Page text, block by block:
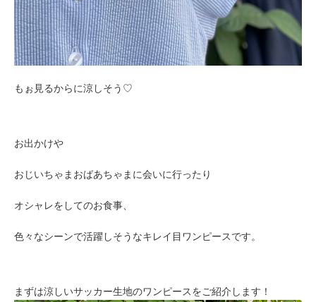
もぉ見るからに涼しそう♡
お出かけや
おじいちゃまおばあちゃまに会いに行ったり
オシャレをしてのお食事、
色々なシーンで活躍しそうなキレイ目ワンピースです。
まずは涼しいサッカー生地のワンピースをご紹介します！